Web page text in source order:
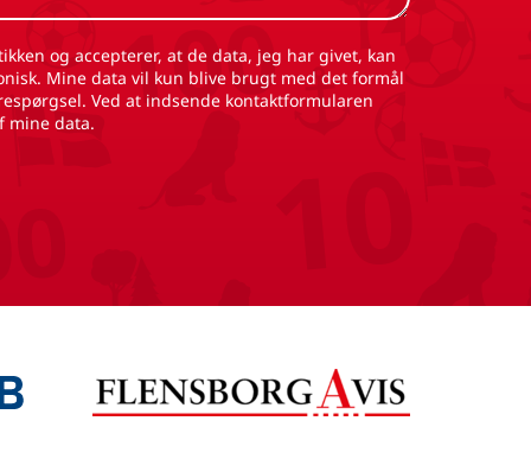
Mine data vil kun blive brugt med det formål
Ved at indsende kontaktformularen
mine data.